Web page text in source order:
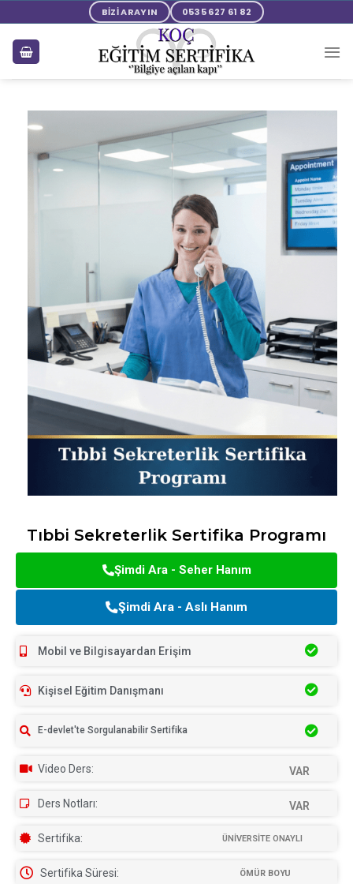
BİZİ ARAYIN 0535 627 61 82
Tıbbi Sekreterlik Sertifika Programı
Şimdi Ara - Seher Hanım
Şimdi Ara - Aslı Hanım
Mobil ve Bilgisayardan Erişim
Kişisel Eğitim Danışmanı
E-devlet'te Sorgulanabilir Sertifika
Video Ders: VAR
Ders Notları: VAR
Sertifika: ÜNİVERSİTE ONAYLI
Sertifika Süresi: ÖMÜR BOYU